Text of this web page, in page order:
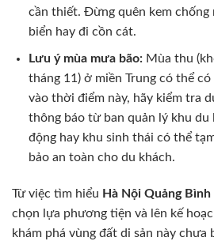
cần thiết. Đừng quên kem chống
biển hay đi cồn cát.
Lưu ý mùa mưa bão:Mùa thu
tháng 11) ở miền Trung có thể
vào thời điểm này, hãy kiểm tra
thông báo từ ban quản lý khu du
động hay khu sinh thái có thể
bảo an toàn cho du khách.
Từ việc tìm hiểu Hà Nội Quảng
chọn lựa phương tiện và lên kế
khám phá vùng đất di sản này chưa